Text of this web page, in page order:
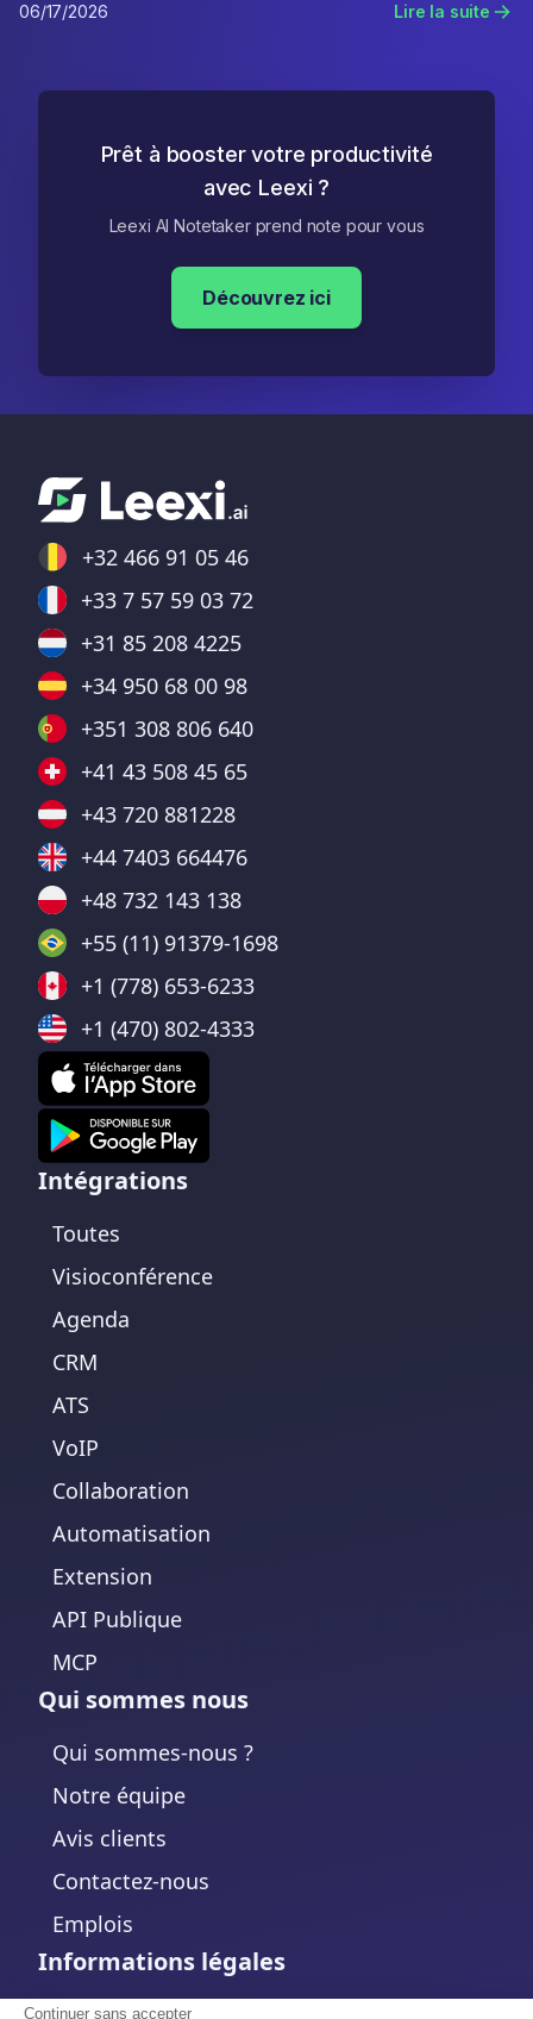
Continuer sans accepter
06/17/2026 Lire la suite
Prêt à booster votre productivité
avec Leexi ?
Leexi AI Notetaker prend note pour vous
Découvrez ici
+32 466 91 05 46
+33 7 57 59 03 72
+31 85 208 4225
+34 950 68 00 98
+351 308 806 640
+41 43 508 45 65
+43 720 881228
+44 7403 664476
+48 732 143 138
+55 (11) 91379-1698
+1 (778) 653-6233
+1 (470) 802-4333
Intégrations
Toutes
Visioconférence
Agenda
CRM
ATS
VoIP
Collaboration
Automatisation
Extension
API Publique
MCP
Qui sommes nous
Qui sommes-nous ?
Notre équipe
Avis clients
Contactez-nous
Emplois
Informations légales